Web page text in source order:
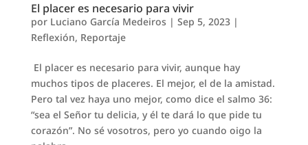
El placer es necesario para vivir
por Luciano García Medeiros | Sep 5, 2023|
Reflexión, Reportaje
​​ El placer es necesario para vivir, aunque hay
muchos tipos de placeres. El mejor, el de la amistad.
Pero tal vez haya uno mejor, como dice el salmo 36:
“sea el Señor tu delicia, y él te dará lo que pide tu
corazón”. No sé vosotros, pero yo cuando oigo la